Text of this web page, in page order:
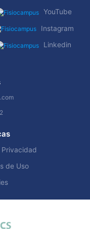
YouTube
Instagram
Linkedin
Privacidad
de Uso